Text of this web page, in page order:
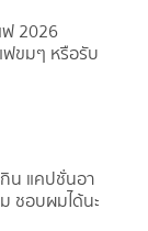
2026
ฟขมๆ หรือรับ
น แคปชั่นอา
ชอบผมได้นะ